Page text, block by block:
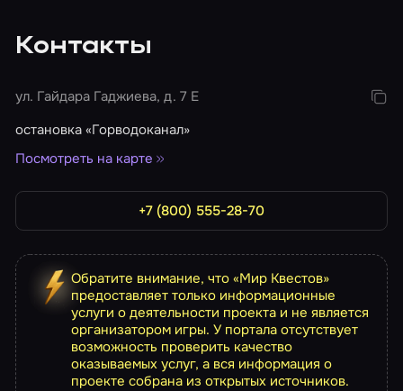
Контакты
ул. Гайдара Гаджиева, д. 7 Е
остановка «Горводоканал»
Посмотреть на карте
+7 (800) 555-28-70
Обратите внимание, что «Мир Квестов»
предоставляет только информационные
услуги о деятельности проекта и не является
организатором игры. У портала отсутствует
возможность проверить качество
оказываемых услуг, а вся информация о
проекте собрана из открытых источников.